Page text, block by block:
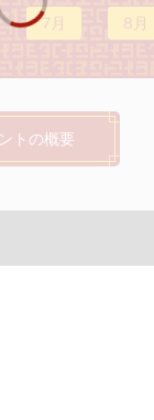
7月 8月
トの概要